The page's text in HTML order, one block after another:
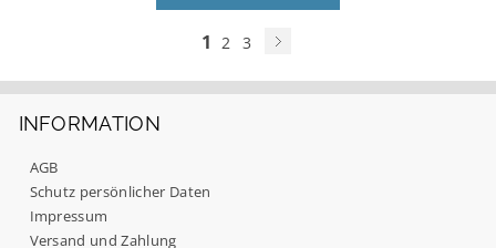
1 2 3
INFORMATION
AGB
Schutz persönlicher Daten
Impressum
Versand und Zahlung